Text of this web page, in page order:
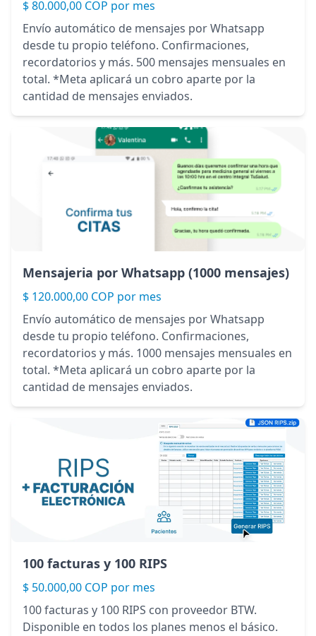
$ 80.000,00 COP por mes
Envío automático de mensajes por Whatsapp
desde tu propio teléfono. Confirmaciones,
recordatorios y más. 500 mensajes mensuales en
total. *Meta aplicará un cobro aparte por la
cantidad de mensajes enviados.
Mensajeria por Whatsapp (1000 mensajes)
$ 120.000,00 COP por mes
Envío automático de mensajes por Whatsapp
desde tu propio teléfono. Confirmaciones,
recordatorios y más. 1000 mensajes mensuales en
total. *Meta aplicará un cobro aparte por la
cantidad de mensajes enviados.
100 facturas y 100 RIPS
$ 50.000,00 COP por mes
100 facturas y 100 RIPS con proveedor BTW.
Disponible en todos los planes menos el básico.